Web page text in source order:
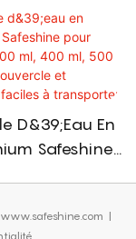
D&39;eau En
Safeshine
Et Couvercle|